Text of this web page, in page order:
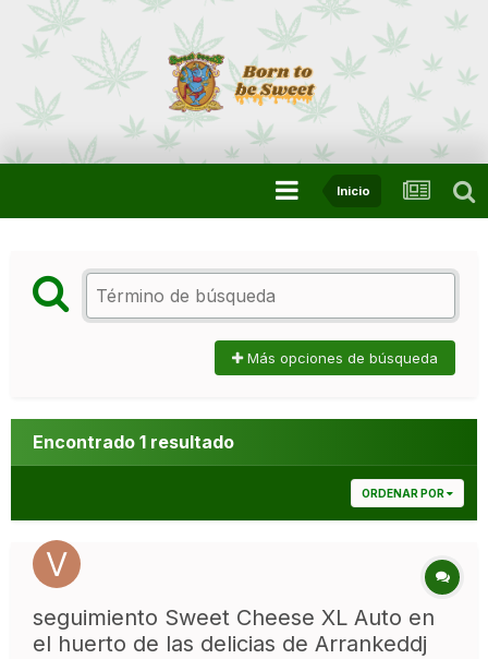
Inicio
Más opciones de búsqueda
Encontrado 1 resultado
ORDENAR POR
seguimiento Sweet Cheese XL Auto en
el huerto de las delicias de Arrankeddj